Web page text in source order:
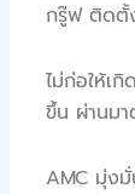
กรู๊ฟ ติดตั้
ไม่ก่อให้เ
ขึ้น ผ่านม
AMC มุ่ง